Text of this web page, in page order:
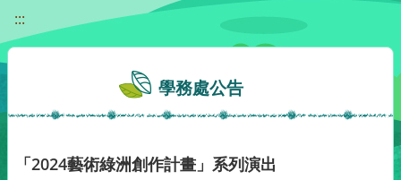
:::
學務處公告
「2024藝術綠洲創作計畫」系列演出